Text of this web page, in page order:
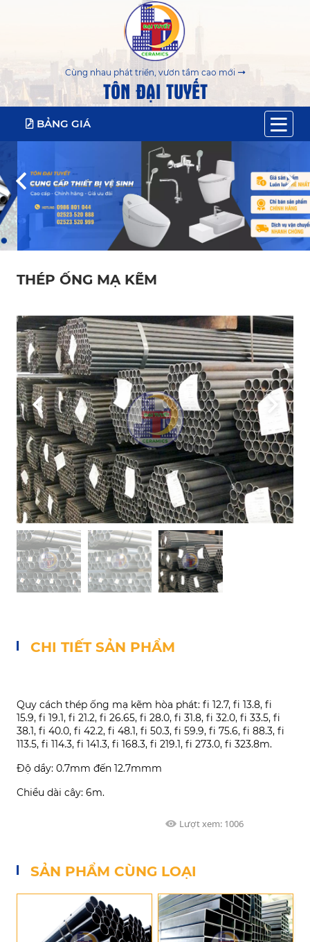
Cùng nhau phát triển, vươn tầm cao mới
TÔN ĐẠI TUYẾT
BẢNG GIÁ
THÉP ỐNG MẠ KẼM
CHI TIẾT SẢN PHẨM
Quy cách thép ống mạ kẽm hòa phát: fi 12.7, fi 13.8, fi
15.9, fi 19.1, fi 21.2, fi 26.65, fi 28.0, fi 31.8, fi 32.0, fi 33.5, fi
38.1, fi 40.0, fi 42.2, fi 48.1, fi 50.3, fi 59.9, fi 75.6, fi 88.3, fi
113.5, fi 114.3, fi 141.3, fi 168.3, fi 219.1, fi 273.0, fi 323.8m.
Độ dầy: 0.7mm đến 12.7mmm
Chiều dài cây: 6m.
Lượt xem: 1006
SẢN PHẨM CÙNG LOẠI